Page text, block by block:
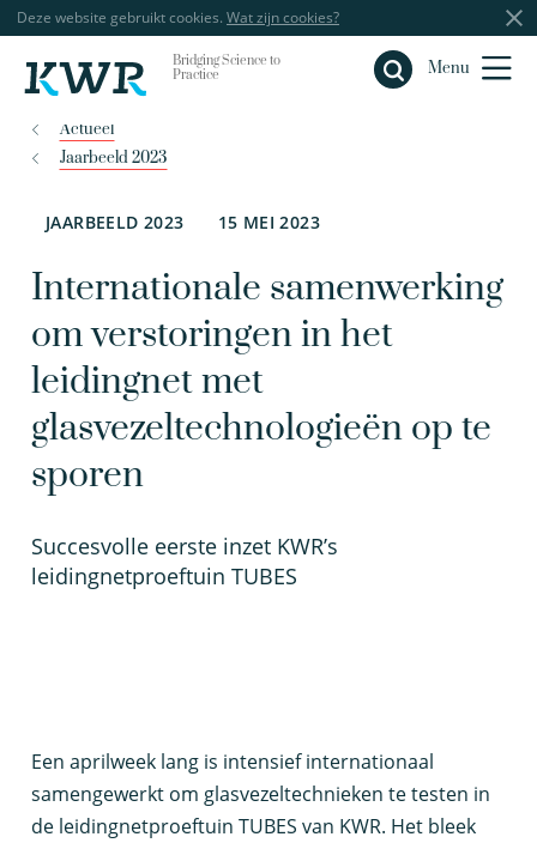
Deze website gebruikt cookies. Wat zijn cookies?
Bridging Science to
Practice
Menu
Sluiten
Actueel
Jaarbeeld 2023
JAARBEELD 2023 15 MEI 2023
Internationale samenwerking
om verstoringen in het
leidingnet met
glasvezeltechnologieën op te
sporen
Succesvolle eerste inzet KWR’s
leidingnetproeftuin TUBES
Een aprilweek lang is intensief internationaal
samengewerkt om glasvezeltechnieken te testen in
de leidingnetproeftuin TUBES van KWR. Het bleek